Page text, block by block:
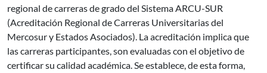
regional de carreras de grado del Sistema ARCU-SUR
(Acreditación Regional de Carreras Universitarias del
Mercosur y Estados Asociados). La acreditación implica que
las carreras participantes, son evaluadas con el objetivo de
certificar su calidad académica. Se establece, de esta forma,